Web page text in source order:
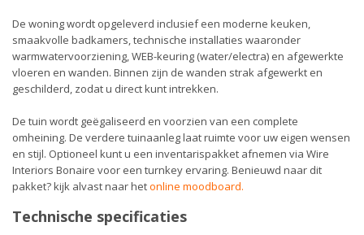
De woning wordt opgeleverd inclusief een moderne keuken,
smaakvolle badkamers, technische installaties waaronder
warmwatervoorziening, WEB-keuring (water/electra) en afgewerkte
vloeren en wanden. Binnen zijn de wanden strak afgewerkt en
geschilderd, zodat u direct kunt intrekken.
De tuin wordt geëgaliseerd en voorzien van een complete
omheining. De verdere tuinaanleg laat ruimte voor uw eigen wensen
en stijl. Optioneel kunt u een inventarispakket afnemen via Wire
Interiors Bonaire voor een turnkey ervaring. Benieuwd naar dit
pakket? kijk alvast naar hetonline moodboard.
Technische specificaties